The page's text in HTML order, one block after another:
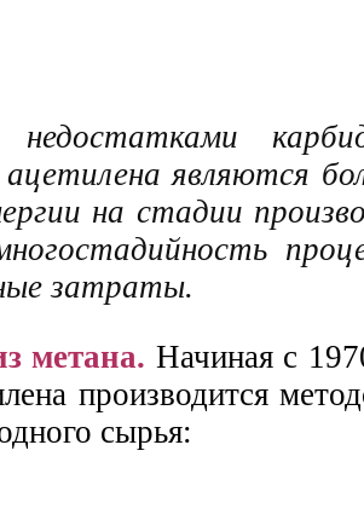
недостатками
ацетилена являются
на стадии
затраты.
метана. Начиная с
производится
сырья: